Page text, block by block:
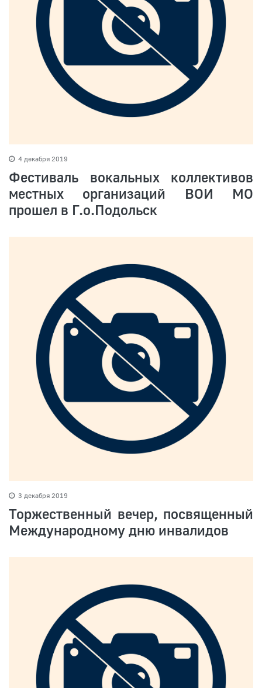
4 декабря 2019
Фестиваль вокальных коллективов
местных организаций ВОИ МО
прошел в Г.о.Подольск
3 декабря 2019
Торжественный вечер, посвященный
Международному дню инвалидов